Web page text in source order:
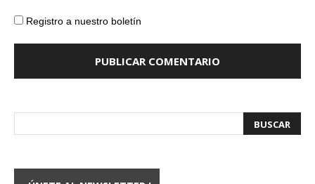
Registro a nuestro boletín